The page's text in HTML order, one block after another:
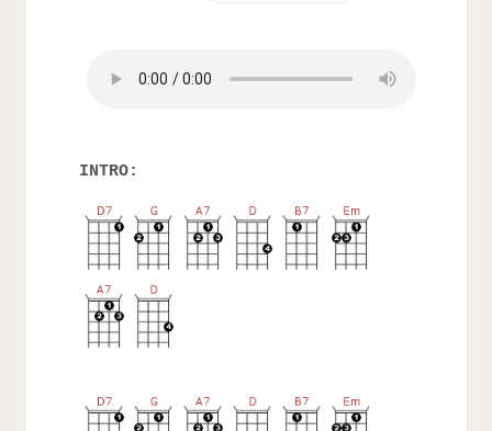
INTRO: